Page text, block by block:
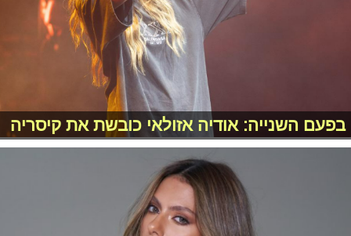
בפעם השנייה: אודיה אזולאי כובשת את קיסריה